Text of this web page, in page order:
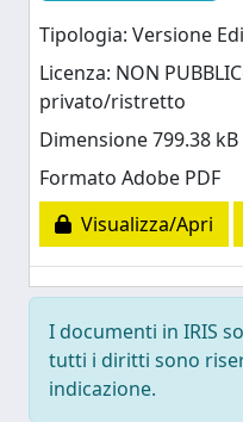
Tipologia: Versione
Licenza: NON
privato/ristretto
Dimensione 799.38 kB
Formato Adobe PDF
Visualizza/Apri
I documenti in IRIS
tutti i diritti sono
indicazione.